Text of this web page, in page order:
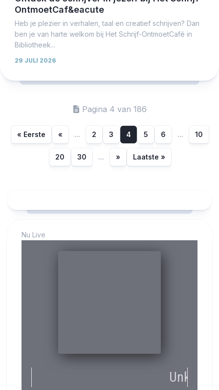
OntmoetCaf&eacute
Heb je plezier in verhalen, taal en creatief schrijven? Dan
ben je van harte welkom bij Het Schrijf-OntmoetCafé in
Bibliotheek...
29 JULI 2026
Pagina 4 van 186
« Eerste « ... 2 3 4 5 6 ... 10
20 30 ... » Laatste »
Nu Live